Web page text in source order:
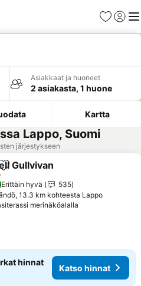
Suosikit
Asiakkaat ja huoneet
2 asiakasta, 1 huone
Kartta
Lappo, Suomi
järjestykseen
Lisää suosikkeihin
Gullvivan
Erittäin hyvä
535
13.3 km kohteesta Lappo
merinäköalalla
hinnat
Katso hinnat